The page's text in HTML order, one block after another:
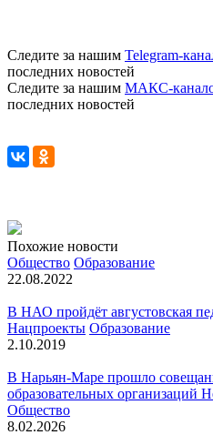
Следите за нашим Telegram-
последних новостей
Следите за нашим МАКС-
последних новостей
Похожие новости
Общество Образование
22.08.2022
В НАО пройдёт августовская
Нацпроекты Образование
2.10.2019
В Нарьян-Маре прошло
образовательных организаций
Общество
8.02.2026